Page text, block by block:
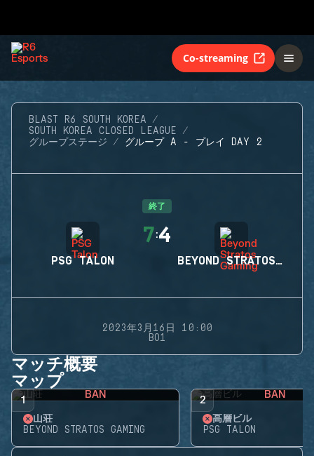
Co-streaming
BLAST R6 SOUTH KOREA
SOUTH KOREA CLOSED LEAGUE
グループステージ
グループ A - プレイ DAY 2
終了
PSG TALON
7:4
BEYOND STRATOS GAMING
2023年3月16日 10:00
BO1
マッチ概要
マップ
1 BAN
山荘
BEYOND STRATOS GAMING
2 BAN
高層ビル
PSG TALON